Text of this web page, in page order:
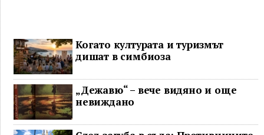
Когато културата и туризмът
дишат в симбиоза
„Дежавю“ – вече видяно и още
невиждано